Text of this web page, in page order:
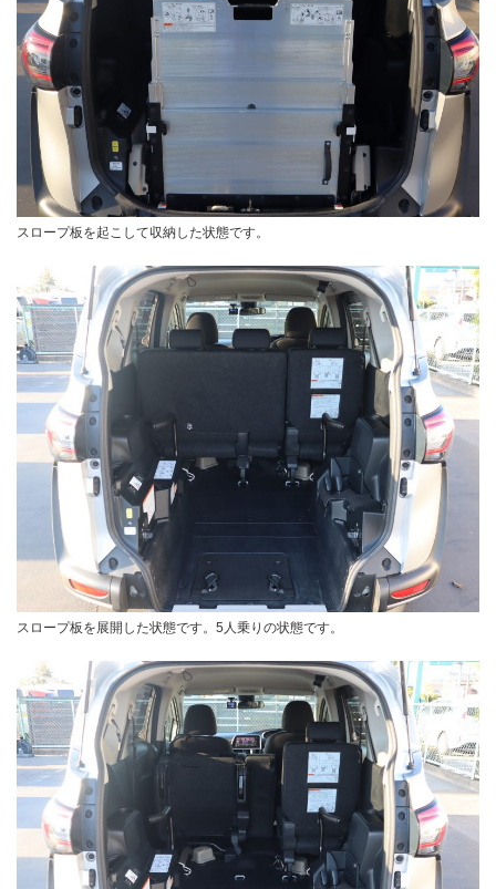
スロープ板を起こして収納した状態です。
スロープ板を展開した状態です。5人乗りの状態です。